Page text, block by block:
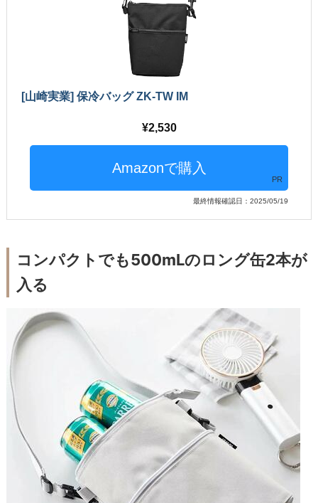
[山崎実業] 保冷バッグ ZK-TW IM
2,530
PR
最終情報確認日：2025/05/19
コンパクトでも500mLのロング缶2本が
入る